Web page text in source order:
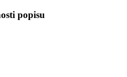
popisu